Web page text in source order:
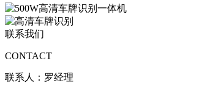
联系我们
CONTACT
联系人：罗经理